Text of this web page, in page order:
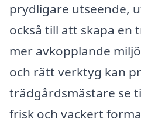
prydligare utseende,
också till att skapa en
mer avkopplande
och rätt verktyg kan
trädgårdsmästare se
frisk och vackert